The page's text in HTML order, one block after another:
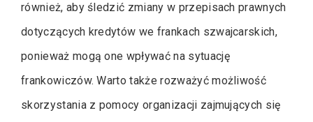
również, aby śledzić zmiany w przepisach prawnych
dotyczących kredytów we frankach szwajcarskich,
ponieważ mogą one wpływać na sytuację
frankowiczów. Warto także rozważyć możliwość
skorzystania z pomocy organizacji zajmujących się